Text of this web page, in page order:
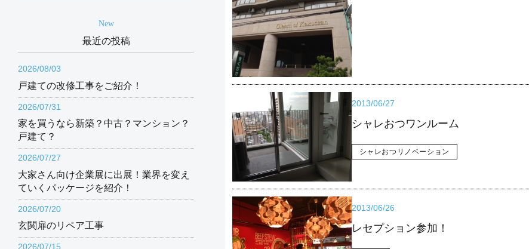
2013/06/27
シャレおつワンルーム
シャレおつリノベーション
2013/06/26
レセプション参加！
New
最近の投稿
2026/08/03
戸建ての改修工事をご紹介！
2026/07/31
家を買うなら新築？中古？マンション？
戸建て？
2026/07/27
大家さん向け企業展に出展！業界を変え
ていくパッケージを紹介！
2026/07/20
玄関扉のリペア工事
2026/07/15